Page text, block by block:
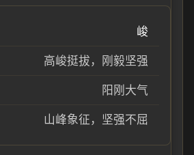
峻
高峻挺拔，刚毅坚强
阳刚大气
山峰象征，坚强不屈